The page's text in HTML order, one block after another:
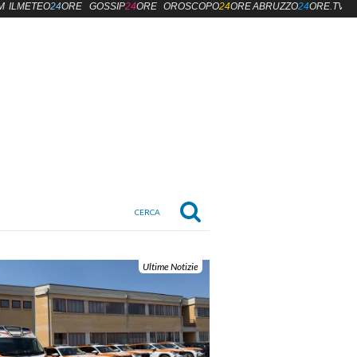
Ultime Notizie
ILMETEO24ORE GOSSIP24ORE OROSCOPO24OREABRUZZO24ORE.TV